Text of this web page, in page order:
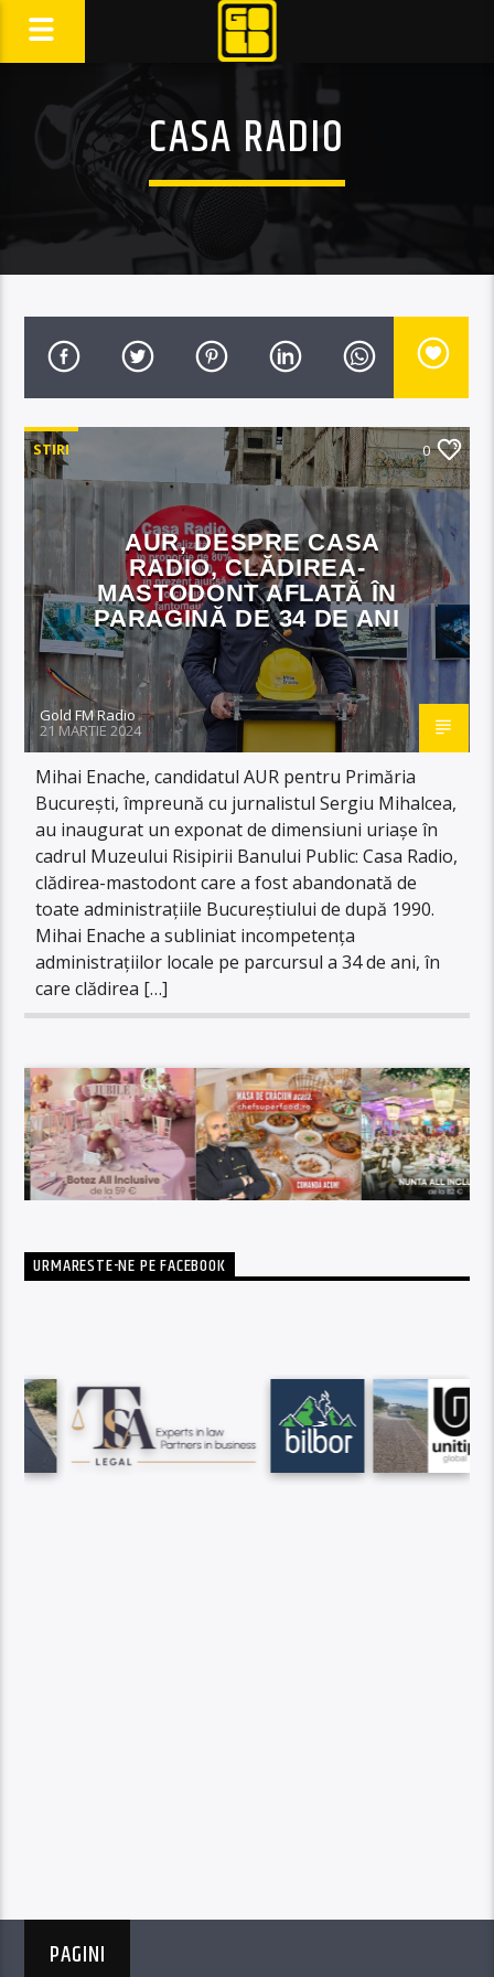
CASA RADIO
STIRI 0
AUR, DESPRE CASA
RADIO, CLĂDIREA-
MASTODONT AFLATĂ ÎN
PARAGINĂ DE 34 DE ANI
Gold FM Radio
21 MARTIE 2024
Mihai Enache, candidatul AUR pentru Primăria
București, împreună cu jurnalistul Sergiu Mihalcea,
au inaugurat un exponat de dimensiuni uriașe în
cadrul Muzeului Risipirii Banului Public: Casa Radio,
clădirea-mastodont care a fost abandonată de
toate administrațiile Bucureștiului de după 1990.
Mihai Enache a subliniat incompetența
administrațiilor locale pe parcursul a 34 de ani, în
care clădirea […]
URMARESTE-NE PE FACEBOOK
PAGINI